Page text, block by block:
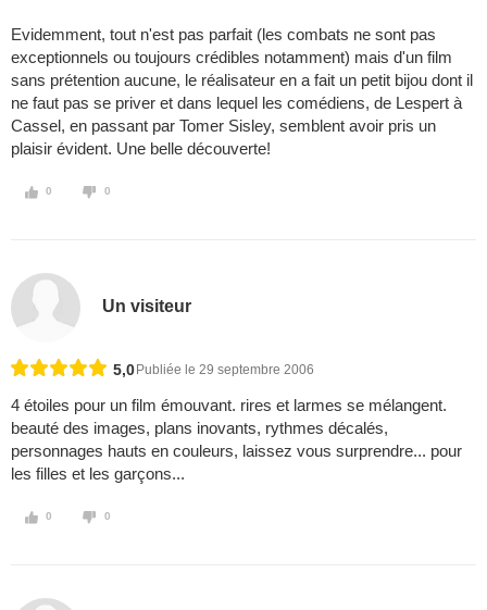
Evidemment, tout n'est pas parfait (les combats ne sont pas
exceptionnels ou toujours crédibles notamment) mais d'un film
sans prétention aucune, le réalisateur en a fait un petit bijou dont il
ne faut pas se priver et dans lequel les comédiens, de Lespert à
Cassel, en passant par Tomer Sisley, semblent avoir pris un
plaisir évident. Une belle découverte!
0 0
Un visiteur
5,0 Publiée le 29 septembre 2006
4 étoiles pour un film émouvant. rires et larmes se mélangent.
beauté des images, plans inovants, rythmes décalés,
personnages hauts en couleurs, laissez vous surprendre... pour
les filles et les garçons...
0 0